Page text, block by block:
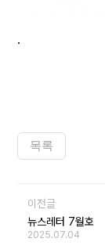
.
목록
이전글
뉴스레터 7월호
2025.07.04